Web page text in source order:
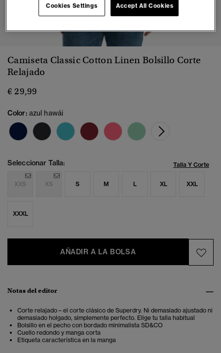
1 2 3 4 5 6 7
Camiseta Classic Cotton Linen Bolsillo Corte
Relajado
€ 29,99
Color: azul hawái
Seleccionar Talla: Talla Y Corte
XXS XS S M L XL XXL
XXXL
AÑADIR A LA BOLSA
Notas del editor
Corte relajado – el corte clásico de Superdry. Ni demasiado ajustado ni
demasiado holgado, simplemente perfecto. Elige tu talla habitual
Bolsillo en el pecho con bordado minimalista SD&CO
Cuello redondo y manga corta
Etiqueta característica en la manga
Accept All Cookies
Cookies Settings